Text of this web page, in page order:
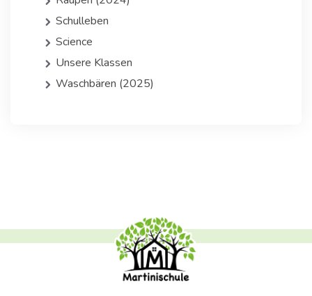
Schulleben
Science
Unsere Klassen
Waschbären (2025)